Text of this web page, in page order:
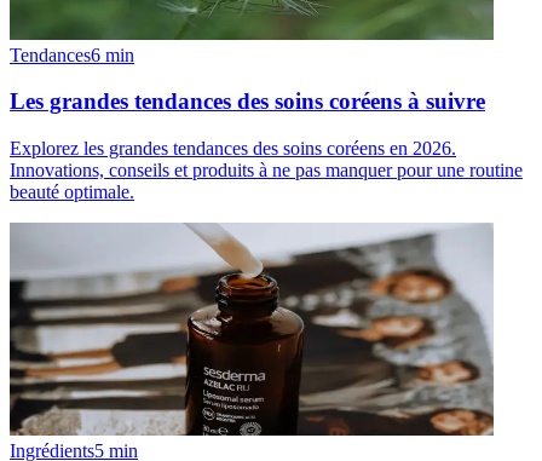
Tendances6 min
Les grandes tendances des soins coréens à suivre
Explorez les grandes tendances des soins coréens en 2026.
Innovations, conseils et produits à ne pas manquer pour une routine
beauté optimale.
Ingrédients5 min